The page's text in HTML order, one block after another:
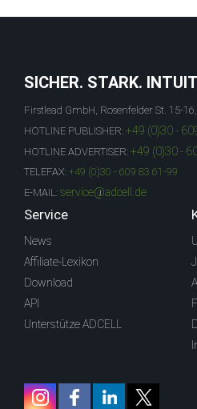
SICHER. STARK.
Firstlead GmbH, Rosenfelder St. 15-
HOTLINE PUBLISHER: +49 (0)30 -
HOTLINE ADVERTISER: +49 (0)30 -
TELEFAX: +49 (0)30 - 609 83 61-99
E-MAIL: service@adcell.de
Service
News
Affiliate-Lexikon
Download
API
Unterstütze ADCELL